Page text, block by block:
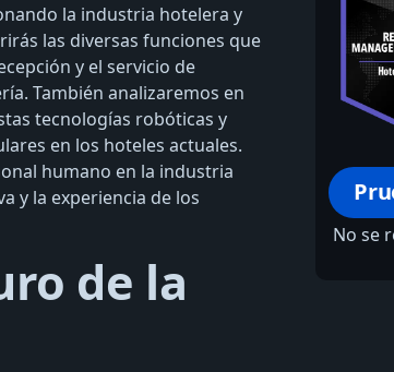
la industria hotelera y
las diversas funciones que
y el servicio de
También analizaremos en
tecnologías robóticas y
en los hoteles actuales.
humano en la industria
y la experiencia de los
de la
No se